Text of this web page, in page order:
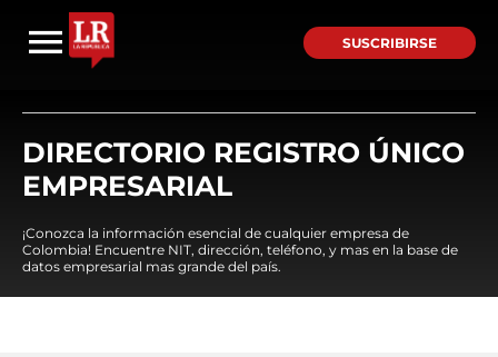
SUSCRIBIRSE
DIRECTORIO REGISTRO ÚNICO
EMPRESARIAL
¡Conozca la información esencial de cualquier empresa de
Colombia! Encuentre NIT, dirección, teléfono, y mas en la base de
datos empresarial mas grande del país.